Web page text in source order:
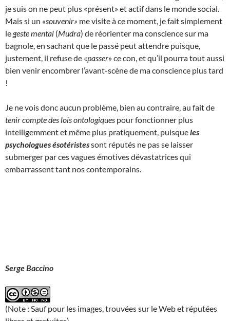
je suis on ne peut plus «présent» et actif dans le monde social.
Mais si un «souvenir» me visite à ce moment, je fait simplement
le geste mental (Mudra) de réorienter ma conscience sur ma
bagnole, en sachant que le passé peut attendre puisque,
justement, il refuse de «passer» ce con, et qu’il pourra tout aussi
bien venir encombrer l’avant-scène de ma conscience plus tard
!
Je ne vois donc aucun problème, bien au contraire, au fait de
tenir compte des lois ontologiques pour fonctionner plus
intelligemment et même plus pratiquement, puisqueles
psychologues ésotéristessont réputés ne pas se laisser
submerger par ces vagues émotives dévastatrices qui
embarrassent tant nos contemporains.
Serge Baccino
(Note : Sauf pour les images, trouvées sur le Web et réputées